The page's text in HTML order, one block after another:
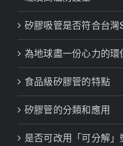
矽膠吸管是否符合台灣
為地球盡一份心力的環
食品級矽膠管的特點
矽膠管的分類和應用
是否可改用「可分解